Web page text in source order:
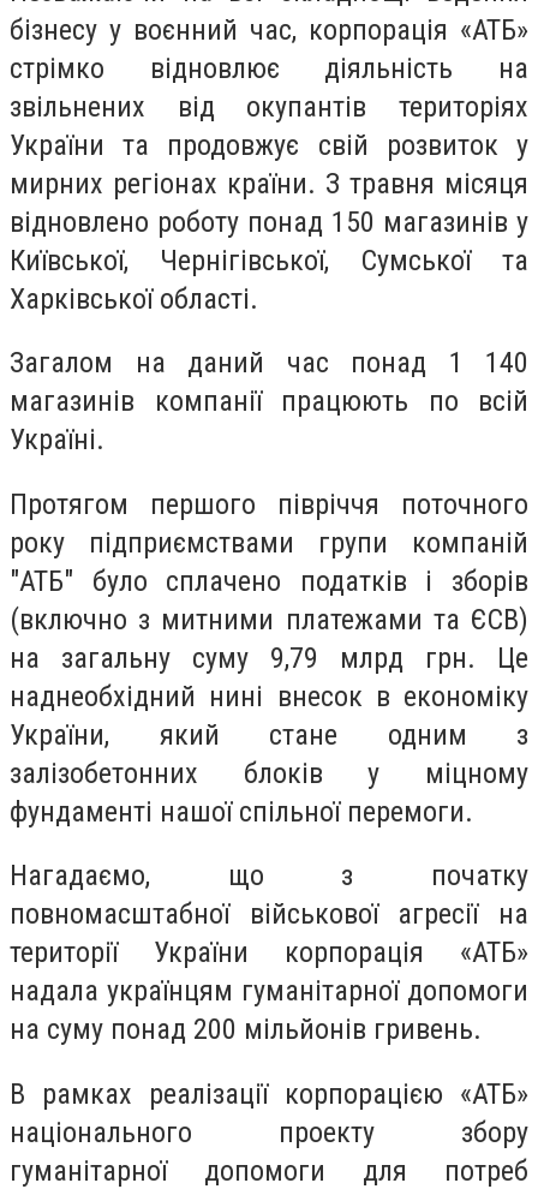
бізнесу у воєнний час, корпорація «АТБ»
стрімко відновлює діяльність на
звільнених від окупантів територіях
України та продовжує свій розвиток у
мирних регіонах країни. З травня місяця
відновлено роботу понад 150 магазинів у
Київської, Чернігівської, Сумської та
Харківської області.
Загалом на даний час понад 1 140
магазинів компанії працюють по всій
Україні.
Протягом першого півріччя поточного
року підприємствами групи компаній
"АТБ" було сплачено податків і зборів
(включно з митними платежами та ЄСВ)
на загальну суму 9,79 млрд грн. Це
наднеобхідний нині внесок в економіку
України, який стане одним з
залізобетонних блоків у міцному
фундаменті нашої спільної перемоги.
Нагадаємо, що з початку
повномасштабної військової агресії на
території України корпорація «АТБ»
надала українцям гуманітарної допомоги
на суму понад 200 мільйонів гривень.
В рамках реалізації корпорацією «АТБ»
національного проекту збору
гуманітарної допомоги для потреб